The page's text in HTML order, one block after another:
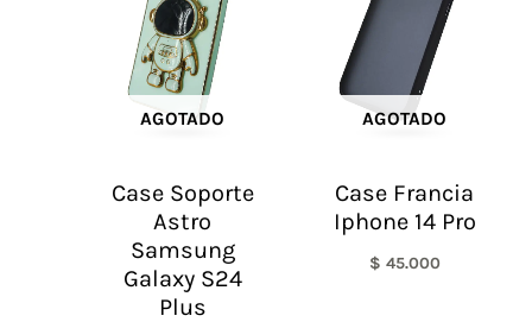
AGOTADO
Case Soporte
Astro
Samsung
Galaxy S24
Plus
AGOTADO
Case Francia
Iphone 14 Pro
$ 45.000